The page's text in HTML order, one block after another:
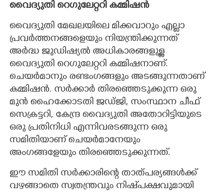
വൈദ്യുതി റെഗുലേറ്ററി കമ്മിഷൻ
വൈദ്യുതി മേഖലയിലെ മിക്കവാറും എല്ലാ
പ്രവർത്തനങ്ങളെയും നിയന്ത്രിക്കുന്നത്
അർദ്ധ ജുഡിഷ്യൽ അധികാരങ്ങളുള്ള
വൈദ്യുതി റെഗുലേറ്ററി കമ്മിഷനാണ്.
ചെയർമാനും രണ്ടംഗങ്ങളും അടങ്ങുന്നതാണ്
കമ്മിഷൻ. സർക്കാർ തിരഞ്ഞെടുക്കുന്ന ഒരു
മുൻ ഹൈക്കോടതി ജഡ്ജി, സംസ്ഥാന ചീഫ്
സെക്രട്ടറി, കേന്ദ്ര വൈദ്യുതി അതോറിട്ടിയുടെ
ഒരു പ്രതിനിധി എന്നിവരടങ്ങുന്ന ഒരു
സമിതിയാണ് ചെയർമാനേയും
അംഗങ്ങളേയും തിരഞ്ഞെടുക്കുന്നത്.
ഈ സമിതി സർക്കാരിന്റെ താത്പര്യങ്ങൾക്ക്
വഴങ്ങാതെ സ്വതന്ത്രവും നിഷ്‌പക്ഷവുമായി